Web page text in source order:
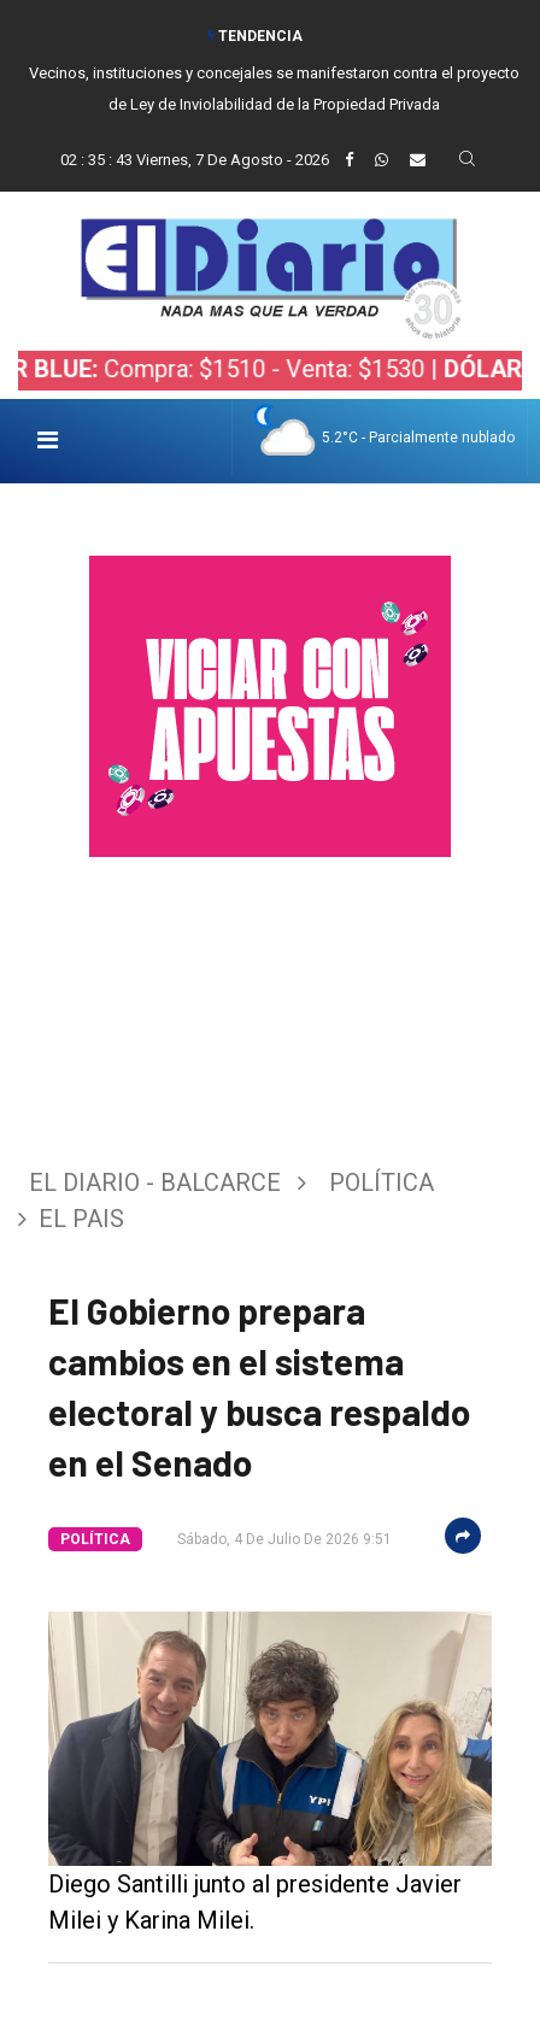
TENDENCIA
Vecinos, instituciones y concejales se manifestaron contra el proyecto
de Ley de Inviolabilidad de la Propiedad Privada
02: 35: 44 Viernes, 7 De Agosto - 2026
$1510 - Venta: $1530 |DÓLAR BOLSA:
5.2°C - Parcialmente nublado
EL DIARIO - BALCARCE
POLÍTICA
EL PAIS
El Gobierno prepara
cambios en el sistema
electoral y busca respaldo
en el Senado
POLÍTICA Sábado, 4 De Julio De 2026 9:51
Diego Santilli junto al presidente Javier
Milei y Karina Milei.